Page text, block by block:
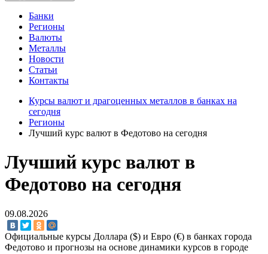
Банки
Регионы
Валюты
Металлы
Новости
Статьи
Контакты
Курсы валют и драгоценных металлов в банках на
сегодня
Регионы
Лучший курс валют в Федотово на сегодня
Лучший курс валют в
Федотово на сегодня
09.08.2026
Официальные курсы Доллара ($) и Евро (€) в банках города
Федотово и прогнозы на основе динамики курсов в городе